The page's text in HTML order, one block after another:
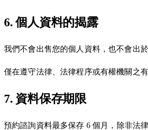
6. 個人資料的揭露
我們不會出售您的個人資料，也不會出
僅在遵守法律、法律程序或有權機關之
7. 資料保存期限
預約諮詢資料最多保存 6 個月，除非法